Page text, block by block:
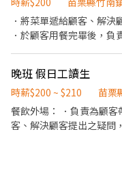
．將菜單遞給顧客、解決
．於顧客用餐完畢後，
晚班 假日工讀生
時薪$200 ~ $210
苗栗
餐飲外場： ．負責為顧
客、解決顧客提出之疑問